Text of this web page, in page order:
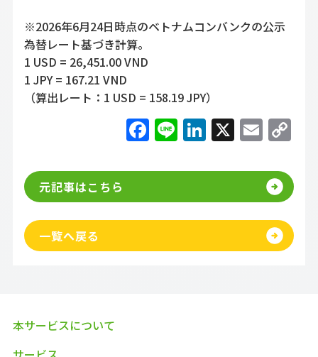
※2026年6月24日時点のベトナムコンバンクの公示
為替レート基づき計算。
1 USD = 26,451.00 VND
1 JPY = 167.21 VND
（算出レート：1 USD = 158.19 JPY）
Facebook
LineLinkedIn
X
元記事はこちら
一覧へ戻る
本サービスについて